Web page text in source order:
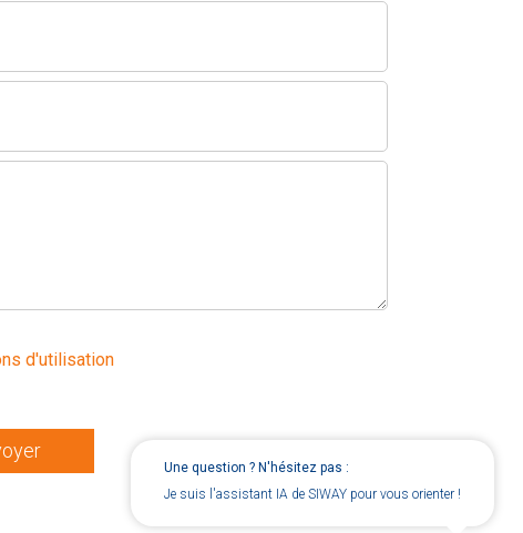
d'utilisation
Une question ? N'hésitez pas :
Je suis l'assistant IA de SIWAY pour vous orienter !